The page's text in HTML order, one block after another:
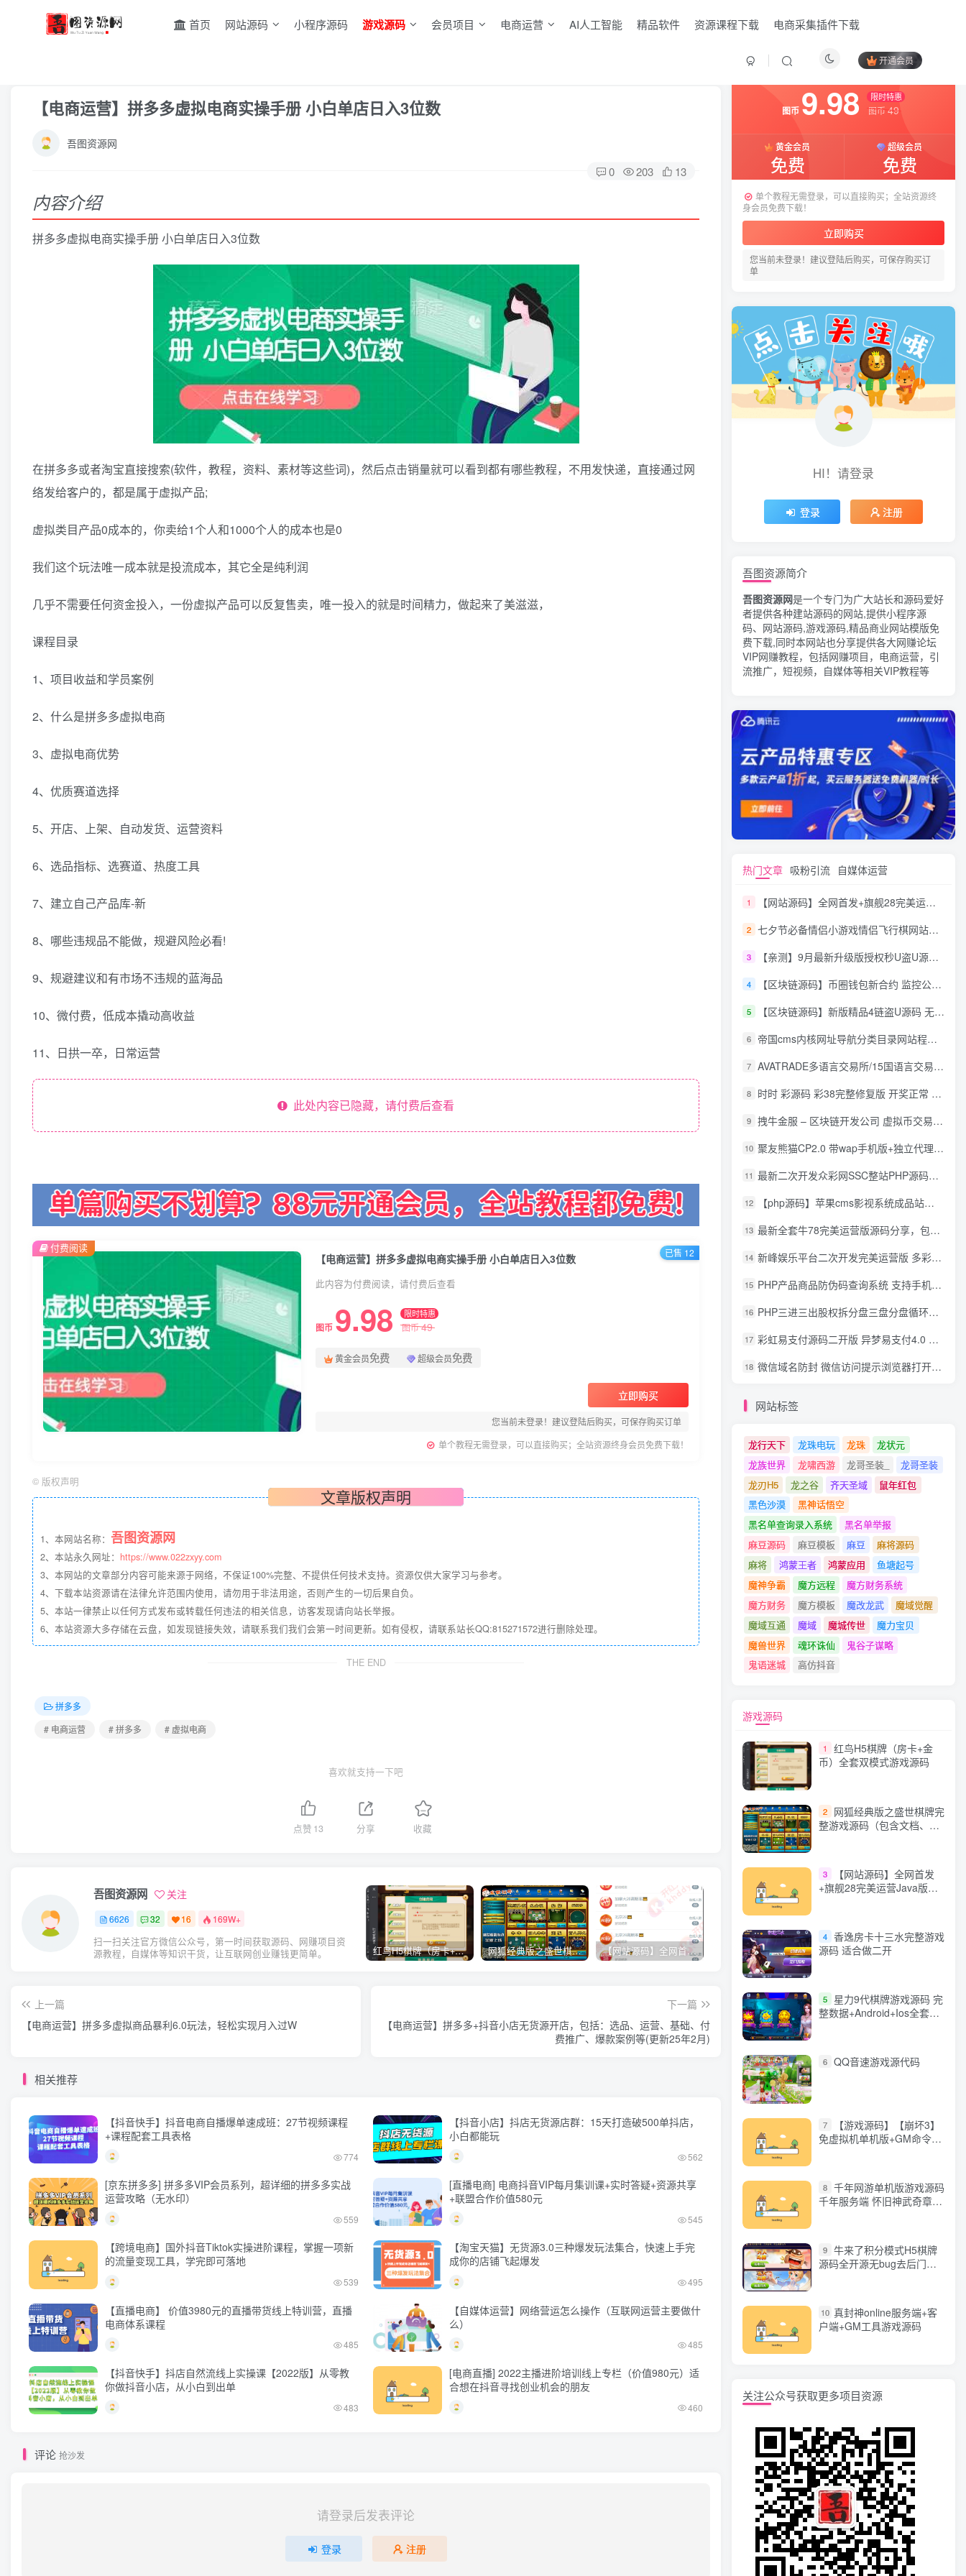
首页 网站源码 小程序源码 游戏源码 会员项目 电商运营 AI人工智能 精品软件 资源课程下载 电商采集插件下载
开通会员
【电商运营】拼多多虚拟电商实操手册 小白单店日入3位数
吾图资源网
0 203 13
内容介绍
拼多多虚拟电商实操手册 小白单店日入3位数
在拼多多或者淘宝直接搜索(软件，教程，资料、素材等这些词)，然后点击销量就可以看到都有哪些教程，不用发快递，直接通过网
络发给客户的，都是属于虚拟产品;
虚拟类目产品0成本的，你卖给1个人和1000个人的成本也是0
我们这个玩法唯一成本就是投流成本，其它全是纯利润
几乎不需要任何资金投入，一份虚拟产品可以反复售卖，唯一投入的就是时间精力，做起来了美滋滋，
课程目录
1、项目收益和学员案例
2、什么是拼多多虚拟电商
3、虚拟电商优势
4、优质赛道选择
5、开店、上架、自动发货、运营资料
6、选品指标、选赛道、热度工具
7、建立自己产品库-新
8、哪些违规品不能做，规避风险必看!
9、规避建议和有市场不违规的蓝海品
10、微付费，低成本撬动高收益
11、日拱一卒，日常运营
此处内容已隐藏，请付费后查看
【电商运营】拼多多虚拟电商实操手册 小白单店日入3位数
此内容为付费阅读，请付费后查看
图币 9.98 限时特惠
图币49
黄金会员免费 超级会员免费
立即购买
您当前未登录！建议登陆后购买，可保存购买订单
单个教程无需登录，可以直接购买；全站资源终身会员免费下载！
付费阅读 已售 12
© 版权声明
文章版权声明
1、本网站名称： 吾图资源网
2、本站永久网址： https://www.022zxyy.com
3、本网站的文章部分内容可能来源于网络，不保证100%完整、不提供任何技术支持。资源仅供大家学习与参考。
4、下载本站资源请在法律允许范围内使用，请勿用于非法用途，否则产生的一切后果自负。
5、本站一律禁止以任何方式发布或转载任何违法的相关信息，访客发现请向站长举报。
6、本站资源大多存储在云盘，如发现链接失效，请联系我们我们会第一时间更新。如有侵权，请联系站长QQ:815271572进行删除处理。
THE END
拼多多
# 电商运营
# 拼多多 # 虚拟电商
喜欢就支持一下吧
点赞 13 分享 收藏
吾图资源网 关注
6626 32 16 169W+
扫一扫关注官方微信公众号，第一时间获取源码、网赚项目资
源教程，自媒体等知识干货，让互联网创业赚钱更简单。
红鸟H5棋牌（房卡+金币）全套双模式游戏源码 网狐经典版之盛世棋牌完整游戏源码（包含文档、架设教程、网站、源代码等） 【网站源码】全网首发+旗舰28完美运营Java版高仿28圈+彩种丰富+机器人+眯牌 香逸房卡十三水完整游戏源码 适合做二开
上一篇
【电商运营】拼多多虚拟商品暴利6.0玩法，轻松实现月入过W
下一篇
【电商运营】拼多多+抖音小店无货源开店，包括：选品、运营、基础、付
费推广、爆款案例等(更新25年2月)
相关推荐
【抖音快手】抖音电商自播爆单速成班：27节视频课程
+课程配套工具表格
774
【抖音小店】抖店无货源店群：15天打造破500单抖店，
小白都能玩
562
[京东拼多多] 拼多多VIP会员系列，超详细的拼多多实战
运营攻略（无水印）
559
[直播电商] 电商抖音VIP每月集训课+实时答疑+资源共享
+联盟合作价值580元
545
【跨境电商】国外抖音Tiktok实操进阶课程，掌握一项新
的流量变现工具，学完即可落地
539
【淘宝天猫】无货源3.0三种爆发玩法集合，快速上手完
成你的店铺飞起爆发
495
【直播电商】 价值3980元的直播带货线上特训营，直播
电商体系课程
485
【自媒体运营】网络营运怎么操作（互联网运营主要做什
么）
485
【抖音快手】抖店自然流线上实操课【2022版】从零教
你做抖音小店，从小白到出单
483
[电商直播] 2022主播进阶培训线上专栏（价值980元）适
合想在抖音寻找创业机会的朋友
460
评论 抢沙发
请登录后发表评论
登录 注册
HI！请登录
登录 注册
付费阅读
图币 9.98 限时特惠
图币 49
黄金会员
免费
超级会员
免费
单个教程无需登录，可以直接购买；全站资源终
身会员免费下载！
立即购买
您当前未登录！建议登陆后购买，可保存购买订
单
HI！请登录
登录 注册
吾图资源简介
吾图资源网是一个专门为广大站长和源码爱好
者提供各种建站源码的网站,提供小程序源
码、网站源码,游戏源码,精品商业网站模版免
费下载,同时本网站也分享提供各大网赚论坛
VIP网赚教程，包括网赚项目，电商运营，引
流推广，短视频，自媒体等相关VIP教程等
热门文章 吸粉引流 自媒体运营
1 【网站源码】全网首发+旗舰28完美运营Java版高仿28圈+彩种丰富+机器人+眯牌
2 七夕节必备情侣小游戏情侣飞行棋网站源码
3 【亲测】9月最新升级版授权秒U盗U源码/四链盗U源码/自带提币接口
4 【区块链源码】币圈钱包新合约 监控公链转账地址 尾数模拟转账数据生成 0 U攻击带安装说明
5 【区块链源码】新版精品4链盗U源码 无限开代理模式 后台 代理数据可看 包含搭建教程
6 帝国cms内核网址导航分类目录网站程序源码
7 AVATRADE多语言交易所/15国语言交易所/合约交易/期权交易/币币交易/申购/矿机/风控/前端wap/pc纯源码/带搭建教程
8 时时 彩源码 彩38完整修复版 开奖正常 带手机wap
9 拽牛金服 – 区块链开发公司 虚拟币交易系统 虚拟币交易平台开发 虚拟币ico众
10 聚友熊猫CP2.0 带wap手机版+独立代理后台+整站打包全开源
11 最新二次开发众彩网SSC整站PHP源码+WAP手机版+KJ采集器+集成云端在线充值
12 【php源码】苹果cms影视系统成品站打包+电影先生6.1.1模板优化版+15W+数据
13 最新全套牛78完美运营版源码分享，包含了资源组件+脚本程序
14 新峰娱乐平台二次开发完美运营版 多彩种多玩法 代理分红+积分兑换
15 PHP产品商品防伪码查询系统 支持手机防假验证网站建设 防伪码自动生成 批量导入
16 PHP三进三出股权拆分盘三盘分盘循环拆分系统源码
17 彩虹易支付源码二开版 异梦易支付4.0 可对接官方/易支付/码支付 去除后门 美化用户中心
18 微信域名防封 微信访问提示浏览器打开 非微信访问直接打开预防域名被封域名被封包换服务
网站标签
龙行天下 龙珠电玩 龙珠
龙状元
龙族世界
龙啸西游 龙哥圣装_
龙哥圣装
龙刃H5
龙之谷 齐天圣域
鼠年红包
黑色沙漠
黑神话悟空
黑名单查询录入系统
黑名单举报
麻豆源码
麻豆模板 麻豆
麻将源码
麻将
鸿蒙王者 鸿蒙应用
鱼塘起号
魔神争霸
魔方远程
魔方财务系统
魔方财务
魔方模板 魔改龙武
魔域觉醒
魔域互通
魔域 魔城传世
魔力宝贝
魔兽世界
魂环诛仙
鬼谷子谋略
鬼语迷城
高仿抖音
游戏源码
1
红鸟H5棋牌（房卡+金
币）全套双模式游戏源码
2
网狐经典版之盛世棋牌完
整游戏源码（包含文档、架
3
【网站源码】全网首发
+旗舰28完美运营Java版高
4 香逸房卡十三水完整游戏
源码 适合做二开
5
星力9代棋牌游戏源码 完
整数据+Android+Ios全套
6 QQ音速游戏源代码
7
【游戏源码】【崩坏3】
免虚拟机单机版+GM命令
8 千年网游单机版游戏源码
千年服务端 怀旧神武奇章一
9 牛来了积分模式H5棋牌
源码全开源无bug去后门无
10 真封神online服务端+客
户端+GM工具游戏源码
关注公众号获取更多项目资源